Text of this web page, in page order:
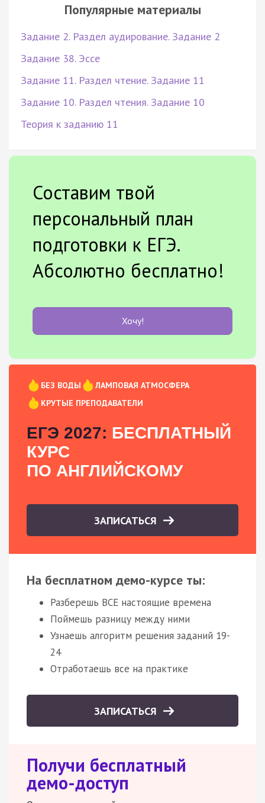
Популярные материалы
Задание 2. Раздел аудирование. Задание 2
Задание 38. Эссе
Задание 11. Раздел чтение. Задание 11
Задание 10. Раздел чтения. Задание 10
Теория к заданию 11
Составим твой
персональный план
подготовки к ЕГЭ.
Абсолютно бесплатно!
Хочу!
БЕЗ ВОДЫ
ЛАМПОВАЯ АТМОСФЕРА
КРУТЫЕ ПРЕПОДАВАТЕЛИ
ЕГЭ 2027: БЕСПЛАТНЫЙ
КУРС
ПО АНГЛИЙСКОМУ
ЗАПИСАТЬСЯ
На бесплатном демо-курсе ты:
Разберешь ВСЕ настоящие времена
Поймешь разницу между ними
Узнаешь алгоритм решения заданий 19-
24
Отработаешь все на практике
ЗАПИСАТЬСЯ
Получи бесплатный
демо-доступ